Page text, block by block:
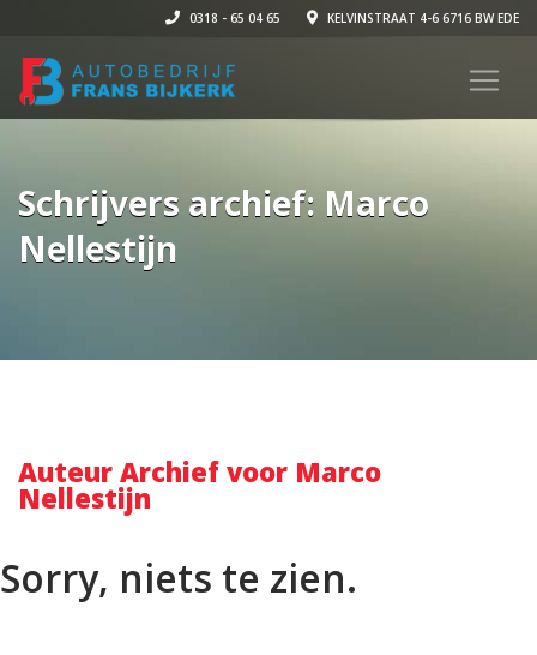
0318 - 65 04 65 KELVINSTRAAT 4-6 6716 BW EDE
Schrijvers archief: Marco
Nellestijn
Auteur Archief voor Marco
Nellestijn
Sorry, niets te zien.